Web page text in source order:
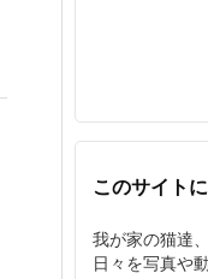
このサイト
我が家の猫達
日々を写真や